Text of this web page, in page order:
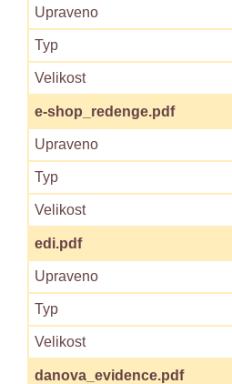
e-shop_redenge.pdf
edi.pdf
danova_evidence.pdf